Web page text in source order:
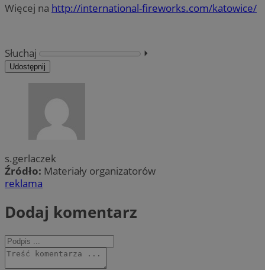
Więcej na http://international-fireworks.com/katowice/
Słuchaj ⏵︎
Udostępnij
s.gerlaczek
Źródło: Materiały organizatorów
reklama
Dodaj komentarz